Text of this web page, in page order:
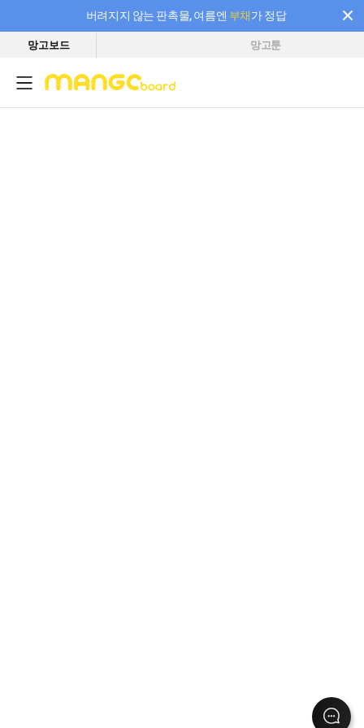
버려지지 않는 판촉물, 여름엔 부채가 정답
필요한 만큼 충전하고 끊김 없이 작업하세요! 새로워진 AI 부스터 요금제
망고보드 망고툰